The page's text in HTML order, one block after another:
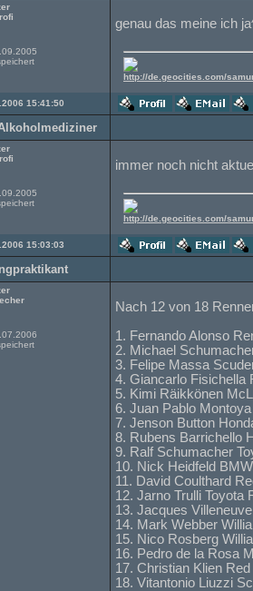
genau das meine ich
http://de.geocities.com/
15:41:50
immer noch nicht
http://de.geocities.com/
15:03:03
Nach 12 von 18
1. Fernando Alonso
2. Michael
3. Felipe Massa
4. Giancarlo Fisichella
5. Kimi Räikkönen
6. Juan Pablo
7. Jenson Button
8. Rubens Barrichello
9. Ralf Schumacher
10. Nick Heidfeld
11. David Coulthard
12. Jarno Trulli Toyota
13. Jacques
14. Mark Webber
15. Nico Rosberg
16. Pedro de la Rosa
17. Christian Klien
18. Vitantonio Liuzzi